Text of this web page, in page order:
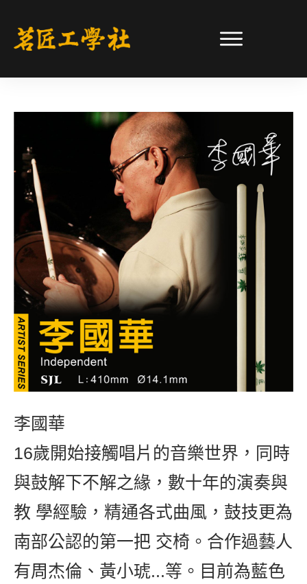
李國華
16歲開始接觸唱片的音樂世界，同時
與鼓解下不解之緣，數十年的演奏與
教 學經驗，精通各式曲風，鼓技更為
南部公認的第一把 交椅。合作過藝人
有周杰倫、黃小琥...等。目前為藍色